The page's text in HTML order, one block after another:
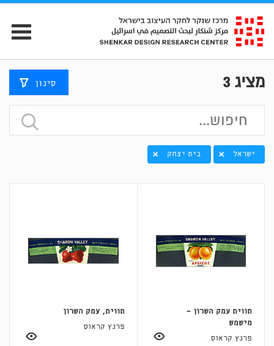
מציג 3 סינון
ישראל בית יצחק
תווית עמק השרון -
מישמש
פרנץ קראוס
תווית, עמק השרון
פרנץ קראוס